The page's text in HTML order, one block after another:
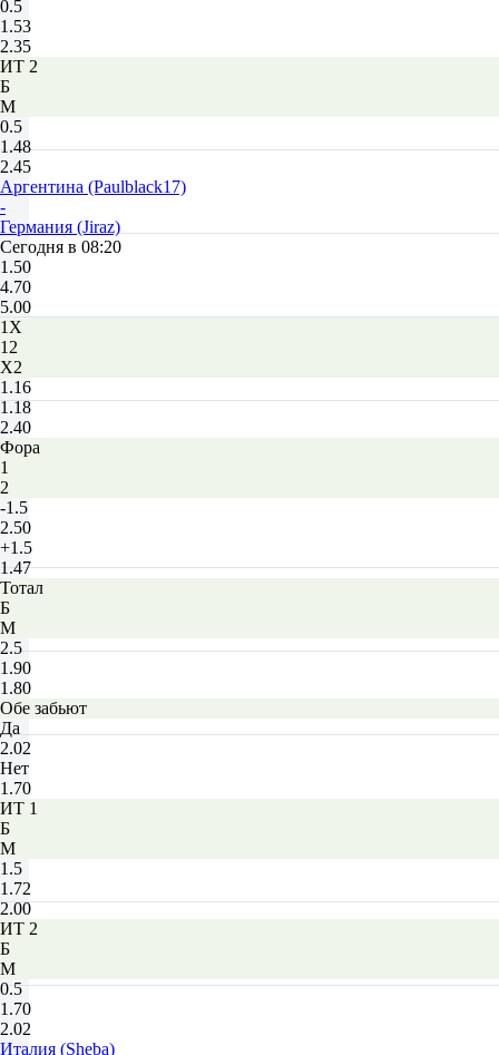
0.5
1.53
2.35
ИТ 2
Б
М
0.5
1.48
2.45
Аргентина (Paulblack17)
-
Германия (Jiraz)
Сегодня в 08:20
1.50
4.70
5.00
1X
12
X2
1.16
1.18
2.40
Фора
1
2
-1.5
2.50
+1.5
1.47
Тотал
Б
М
2.5
1.90
1.80
Обе забьют
Да
2.02
Нет
1.70
ИТ 1
Б
М
1.5
1.72
2.00
ИТ 2
Б
М
0.5
1.70
2.02
Италия (Sheba)